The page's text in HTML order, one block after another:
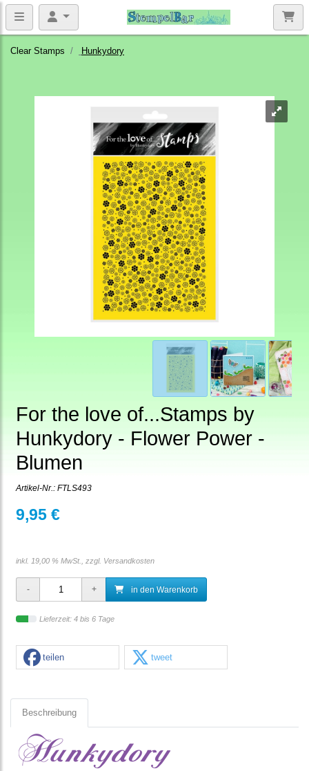
Clear Stamps Hunkydory
For the love of...Stamps by
Hunkydory - Flower Power -
Blumen
Artikel-Nr.: FTLS493
9,95 €
inkl. 19,00 % MwSt., zzgl. Versandkosten
in den Warenkorb
Lieferzeit: 4 bis 6 Tage
teilen tweet
Beschreibung